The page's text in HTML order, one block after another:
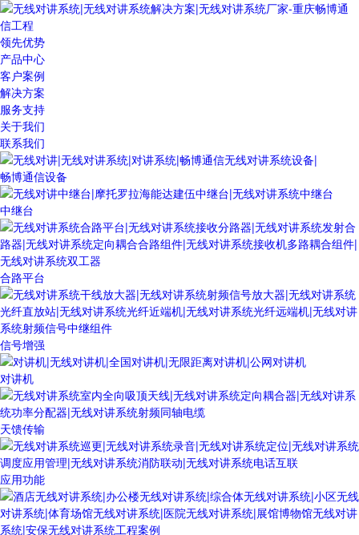
领先优势
产品中心
客户案例
解决方案
服务支持
关于我们
联系我们
畅博通信设备
中继台
合路平台
信号增强
对讲机
天馈传输
应用功能